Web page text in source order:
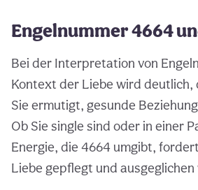
Engelnummer 4664
Bei der Interpretation von
Kontext der Liebe wird deutlich,
Sie ermutigt, gesunde
Ob Sie single sind oder in einer
Energie, die 4664 umgibt,
Liebe gepflegt und